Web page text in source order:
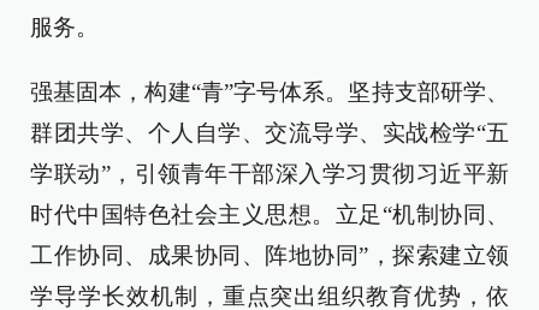
服务。
强基固本，构建“青”字号体系。坚持支部研学、
群团共学、个人自学、交流导学、实战检学“五
学联动”，引领青年干部深入学习贯彻习近平新
时代中国特色社会主义思想。立足“机制协同、
工作协同、成果协同、阵地协同”，探索建立领
学导学长效机制，重点突出组织教育优势，依